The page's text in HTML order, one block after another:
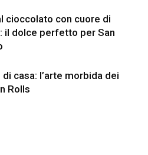
cioccolato con cuore di
il dolce perfetto per San
casa: l’arte morbida dei
Rolls